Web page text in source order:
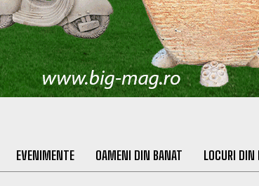
EVENIMENTE OAMENI DIN BANAT LOCURI DIN